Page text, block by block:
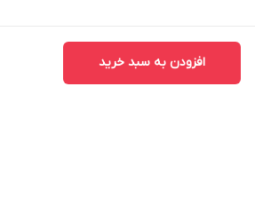
افزودن به سبد خرید